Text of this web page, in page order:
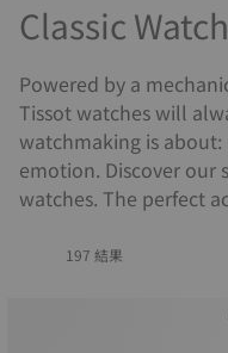
Classic
Powered by a
Tissot watches will
watchmaking is about:
emotion. Discover our
watches. The perfect
197 結果